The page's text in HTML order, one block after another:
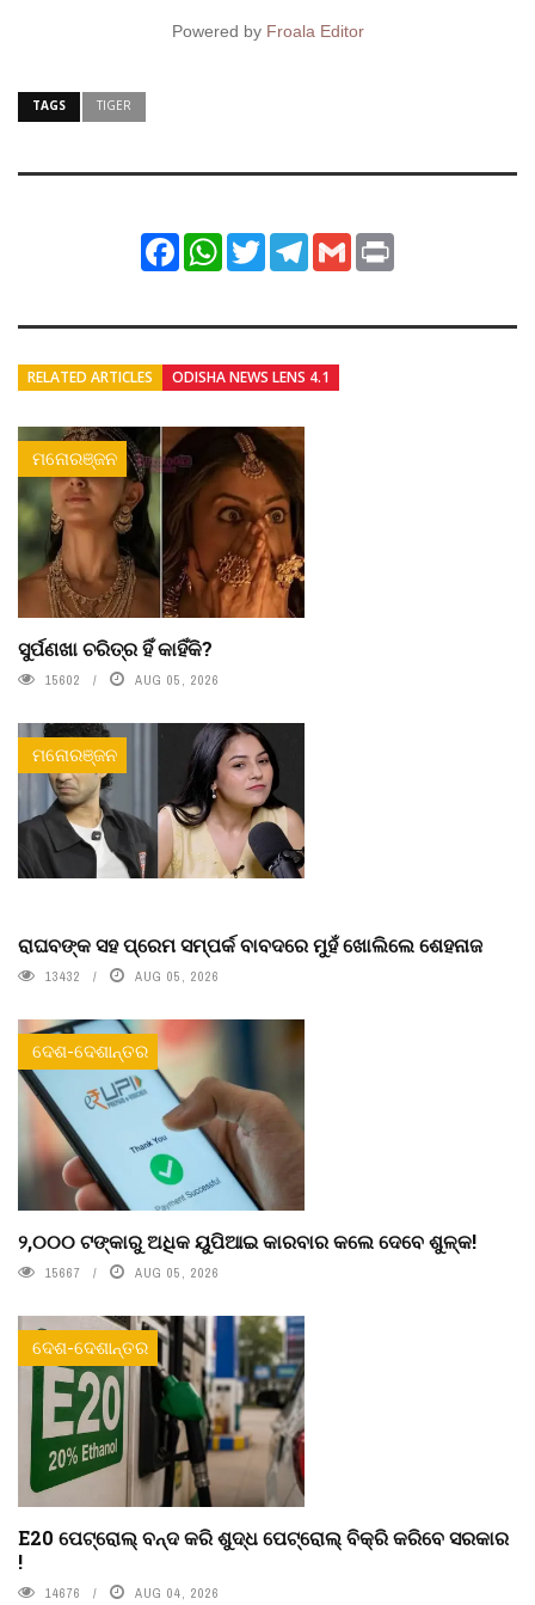
Powered by Froala Editor
TAGS TIGER
FacebookWhatsApp
TwitterTelegram
Gmail
RELATED ARTICLES ODISHA NEWS LENS 4.1
ମନୋରଞ୍ଜନ
ସୁର୍ପଣଖା ଚରିତ୍ର ହିଁ କାହିଁକି?
15602 AUG 05, 2026
ମନୋରଞ୍ଜନ
ରାଘବଙ୍କ ସହ ପ୍ରେମ ସମ୍ପର୍କ ବାବଦରେ ମୁହଁ ଖୋଲିଲେ ଶେହନାଜ
13432 AUG 05, 2026
ଦେଶ-ଦେଶାନ୍ତର
୨,୦୦୦ ଟଙ୍କାରୁ ଅଧିକ ୟୁପିଆଇ କାରବାର କଲେ ଦେବେ ଶୁଳ୍କ!
15667 AUG 05, 2026
ଦେଶ-ଦେଶାନ୍ତର
E20 ପେଟ୍ରୋଲ୍ ବନ୍ଦ କରି ଶୁଦ୍ଧ ପେଟ୍ରୋଲ୍ ବିକ୍ରି କରିବେ ସରକାର
!
14676 AUG 04, 2026